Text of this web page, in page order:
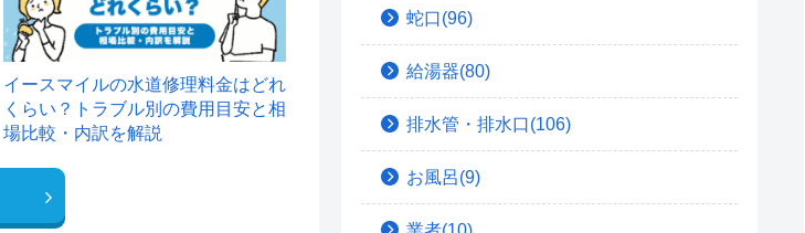
イースマイルの水道修理料金はどれ
くらい？トラブル別の費用目安と相
場比較・内訳を解説
蛇口(96)
給湯器(80)
排水管・排水口(106)
お風呂(9)